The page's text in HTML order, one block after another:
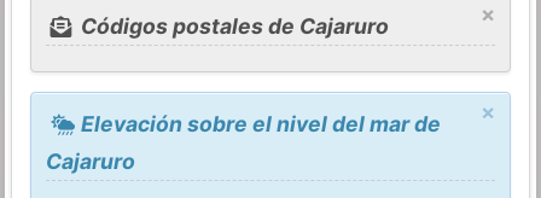
×
Códigos postales de Cajaruro
×
Elevación sobre el nivel del mar de
Cajaruro